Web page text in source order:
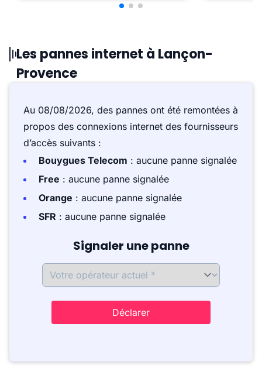
Les pannes internet à Lançon-
Provence
Au 08/08/2026, des pannes ont été remontées à
propos des connexions internet des fournisseurs
d’accès suivants :
Bouygues Telecom : aucune panne signalée
Free : aucune panne signalée
Orange : aucune panne signalée
SFR : aucune panne signalée
Signaler une panne
Déclarer